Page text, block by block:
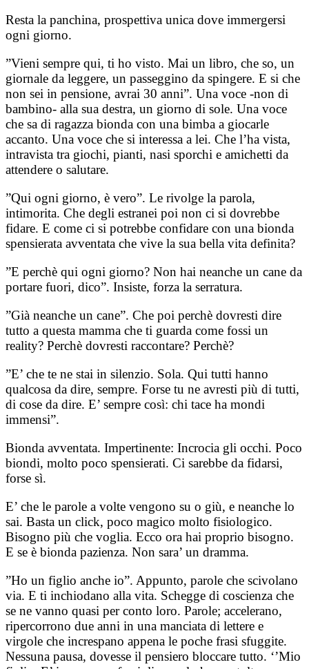
Resta la panchina, prospettiva unica dove immergersi
ogni giorno.
”Vieni sempre qui, ti ho visto. Mai un libro, che so, un
giornale da leggere, un passeggino da spingere. E si che
non sei in pensione, avrai 30 anni”. Una voce -non di
bambino- alla sua destra, un giorno di sole. Una voce
che sa di ragazza bionda con una bimba a giocarle
accanto. Una voce che si interessa a lei. Che l’ha vista,
intravista tra giochi, pianti, nasi sporchi e amichetti da
attendere o salutare.
”Qui ogni giorno, è vero”. Le rivolge la parola,
intimorita. Che degli estranei poi non ci si dovrebbe
fidare. E come ci si potrebbe confidare con una bionda
spensierata avventata che vive la sua bella vita definita?
”E perchè qui ogni giorno? Non hai neanche un cane da
portare fuori, dico”. Insiste, forza la serratura.
”Già neanche un cane”. Che poi perchè dovresti dire
tutto a questa mamma che ti guarda come fossi un
reality? Perchè dovresti raccontare? Perchè?
”E’ che te ne stai in silenzio. Sola. Qui tutti hanno
qualcosa da dire, sempre. Forse tu ne avresti più di tutti,
di cose da dire. E’ sempre così: chi tace ha mondi
immensi”.
Bionda avventata. Impertinente: Incrocia gli occhi. Poco
biondi, molto poco spensierati. Ci sarebbe da fidarsi,
forse sì.
E’ che le parole a volte vengono su o giù, e neanche lo
sai. Basta un click, poco magico molto fisiologico.
Bisogno più che voglia. Ecco ora hai proprio bisogno.
E se è bionda pazienza. Non sara’ un dramma.
”Ho un figlio anche io”. Appunto, parole che scivolano
via. E ti inchiodano alla vita. Schegge di coscienza che
se ne vanno quasi per conto loro. Parole; accelerano,
ripercorrono due anni in una manciata di lettere e
virgole che increspano appena le poche frasi sfuggite.
Nessuna pausa, dovesse il pensiero bloccare tutto. ‘’Mio